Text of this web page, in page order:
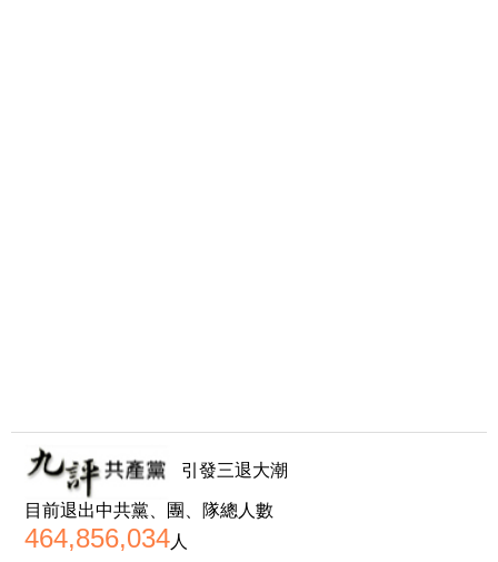
引發三退大潮
目前退出中共黨、團、隊總人數
464,856,034人